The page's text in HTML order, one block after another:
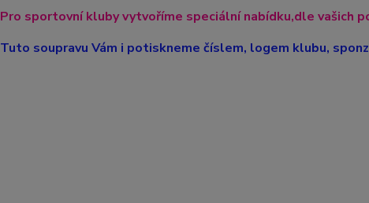
Pro sportovní kluby vytvoříme speciální nabídku,dle vašich
Tuto soupravu Vám i potiskneme číslem, logem klubu,